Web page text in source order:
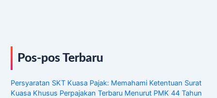
Pos-pos Terbaru
Persyaratan SKT Kuasa Pajak: Memahami Ketentuan Surat
Kuasa Khusus Perpajakan Terbaru Menurut PMK 44 Tahun